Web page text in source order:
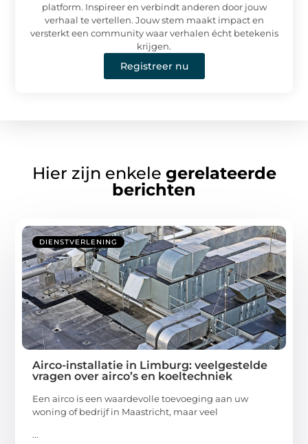
platform. Inspireer en verbindt anderen door jouw
verhaal te vertellen. Jouw stem maakt impact en
versterkt een community waar verhalen écht betekenis
krijgen.
Registreer nu
Hier zijn enkele gerelateerde
berichten
DIENSTVERLENING
Airco-installatie in Limburg: veelgestelde
vragen over airco’s en koeltechniek
Een airco is een waardevolle toevoeging aan uw
woning of bedrijf in Maastricht, maar veel
...